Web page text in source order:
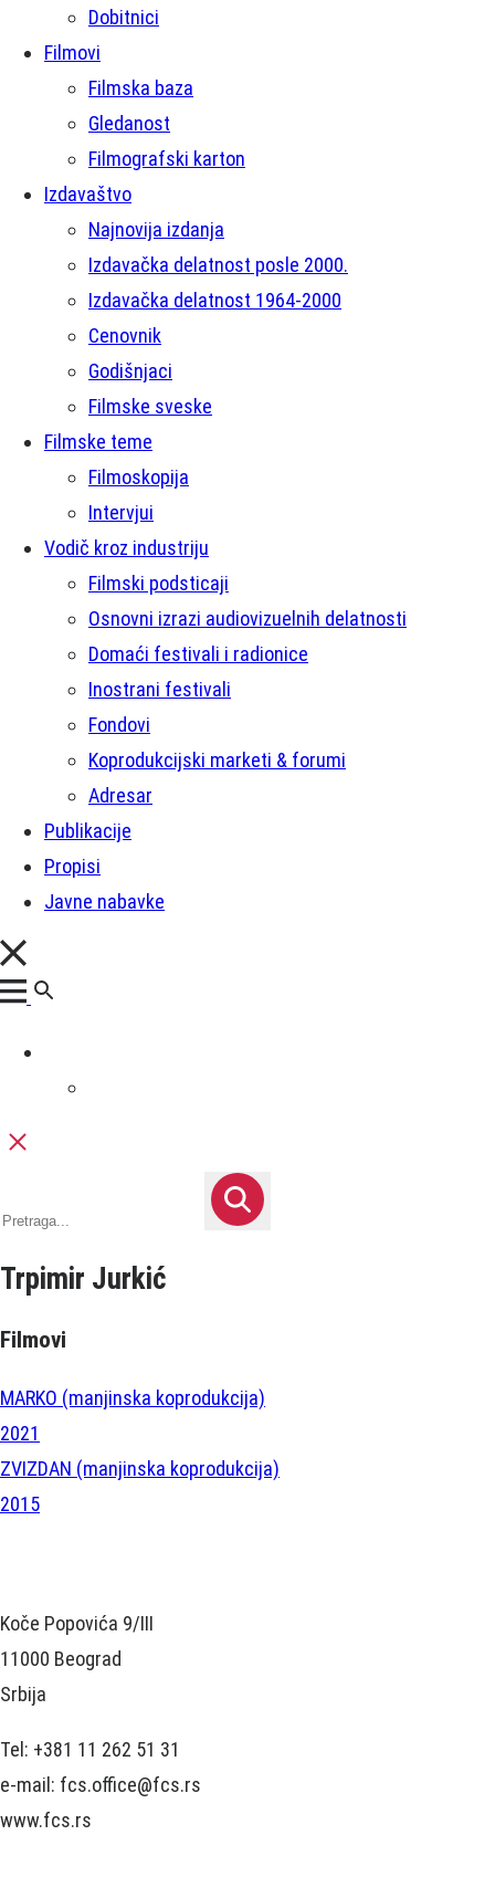
Dobitnici
Filmovi
Filmska baza
Gledanost
Filmografski karton
Izdavaštvo
Najnovija izdanja
Izdavačka delatnost posle 2000.
Izdavačka delatnost 1964-2000
Cenovnik
Godišnjaci
Filmske sveske
Filmske teme
Filmoskopija
Intervjui
Vodič kroz industriju
Filmski podsticaji
Osnovni izrazi audiovizuelnih delatnosti
Domaći festivali i radionice
Inostrani festivali
Fondovi
Koprodukcijski marketi & forumi
Adresar
Publikacije
Propisi
Javne nabavke
Trpimir Jurkić
Filmovi
MARKO (manjinska koprodukcija)
2021
ZVIZDAN (manjinska koprodukcija)
2015
Koče Popovića 9/III
11000 Beograd
Srbija
Tel: +381 11 262 51 31
e-mail: fcs.office@fcs.rs
www.fcs.rs